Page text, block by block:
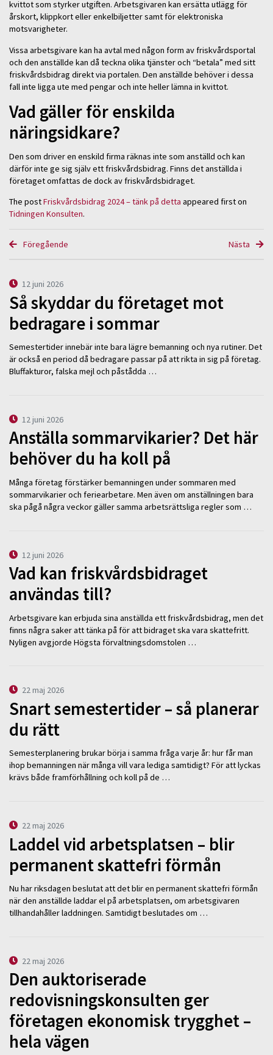
kvittot som styrker utgiften. Arbetsgivaren kan ersätta utlägg för
årskort, klippkort eller enkelbiljetter samt för elektroniska
motsvarigheter.
Vissa arbetsgivare kan ha avtal med någon form av friskvårdsportal
och den anställde kan då teckna olika tjänster och “betala” med sitt
friskvårdsbidrag direkt via portalen. Den anställde behöver i dessa
fall inte ligga ute med pengar och inte heller lämna in kvittot.
Vad gäller för enskilda
näringsidkare?
Den som driver en enskild firma räknas inte som anställd och kan
därför inte ge sig själv ett friskvårdsbidrag. Finns det anställda i
företaget omfattas de dock av friskvårdsbidraget.
The postFriskvårdsbidrag 2024 – tänk på detta appeared first on
Tidningen Konsulten.
Föregående Nästa
12 juni 2026
Så skyddar du företaget mot
bedragare i sommar
Semestertider innebär inte bara lägre bemanning och nya rutiner. Det
är också en period då bedragare passar på att rikta in sig på företag.
Bluffakturor, falska mejl och påstådda …
12 juni 2026
Anställa sommarvikarier? Det här
behöver du ha koll på
Många företag förstärker bemanningen under sommaren med
sommarvikarier och feriearbetare. Men även om anställningen bara
ska pågå några veckor gäller samma arbetsrättsliga regler som …
12 juni 2026
Vad kan friskvårdsbidraget
användas till?
Arbetsgivare kan erbjuda sina anställda ett friskvårdsbidrag, men det
finns några saker att tänka på för att bidraget ska vara skattefritt.
Nyligen avgjorde Högsta förvaltningsdomstolen …
22 maj 2026
Snart semestertider – så planerar
du rätt
Semesterplanering brukar börja i samma fråga varje år: hur får man
ihop bemanningen när många vill vara lediga samtidigt? För att lyckas
krävs både framförhållning och koll på de …
22 maj 2026
Laddel vid arbetsplatsen – blir
permanent skattefri förmån
Nu har riksdagen beslutat att det blir en permanent skattefri förmån
när den anställde laddar el på arbetsplatsen, om arbetsgivaren
tillhandahåller laddningen. Samtidigt beslutades om …
22 maj 2026
Den auktoriserade
redovisningskonsulten ger
företagen ekonomisk trygghet –
hela vägen